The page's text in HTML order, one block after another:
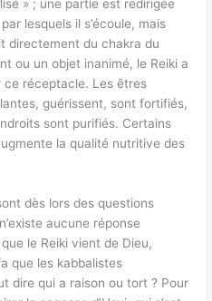
» ; une partie est redirigée
lesquels il s’écoule, mais
directement du chakra du
ou un objet inanimé, le Reiki a
réceptacle. Les êtres
guérissent, sont fortifiés,
sont purifiés. Certains
la qualité nutritive des
dès lors des questions
aucune réponse
le Reiki vient de Dieu,
que les kabbalistes
dire qui a raison ou tort ? Pour